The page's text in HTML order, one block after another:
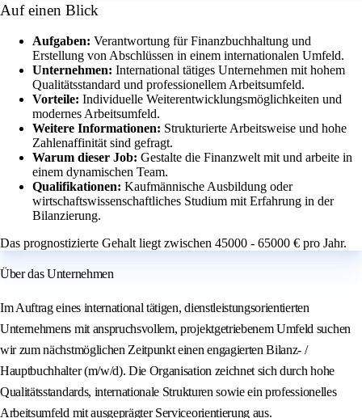
Auf einen Blick
Aufgaben: Verantwortung für Finanzbuchhaltung und
Erstellung von Abschlüssen in einem internationalen Umfeld.
Unternehmen: International tätiges Unternehmen mit hohem
Qualitätsstandard und professionellem Arbeitsumfeld.
Vorteile: Individuelle Weiterentwicklungsmöglichkeiten und
modernes Arbeitsumfeld.
Weitere Informationen: Strukturierte Arbeitsweise und hohe
Zahlenaffinität sind gefragt.
Warum dieser Job: Gestalte die Finanzwelt mit und arbeite in
einem dynamischen Team.
Qualifikationen: Kaufmännische Ausbildung oder
wirtschaftswissenschaftliches Studium mit Erfahrung in der
Bilanzierung.
Das prognostizierte Gehalt liegt zwischen 45000 - 65000 € pro Jahr.
Über das Unternehmen
Im Auftrag eines international tätigen, dienstleistungsorientierten
Unternehmens mit anspruchsvollem, projektgetriebenem Umfeld suchen
wir zum nächstmöglichen Zeitpunkt einen engagierten Bilanz- /
Hauptbuchhalter (m/w/d). Die Organisation zeichnet sich durch hohe
Qualitätsstandards, internationale Strukturen sowie ein professionelles
Arbeitsumfeld mit ausgeprägter Serviceorientierung aus.